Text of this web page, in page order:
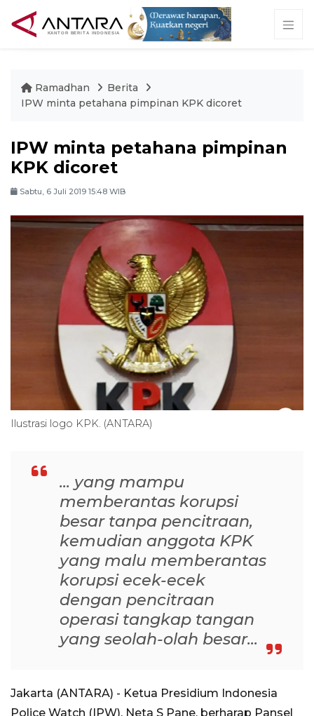
Ramadhan
Berita
IPW minta petahana pimpinan KPK dicoret
IPW minta petahana pimpinan
KPK dicoret
Sabtu, 6 Juli 2019 15:48 WIB
Ilustrasi logo KPK. (ANTARA)
... yang mampu
memberantas korupsi
besar tanpa pencitraan,
kemudian anggota KPK
yang malu memberantas
korupsi ecek-ecek
dengan pencitraan
operasi tangkap tangan
yang seolah-olah besar...
Jakarta (ANTARA) - Ketua Presidium Indonesia
Police Watch (IPW), Neta S Pane, berharap Pansel